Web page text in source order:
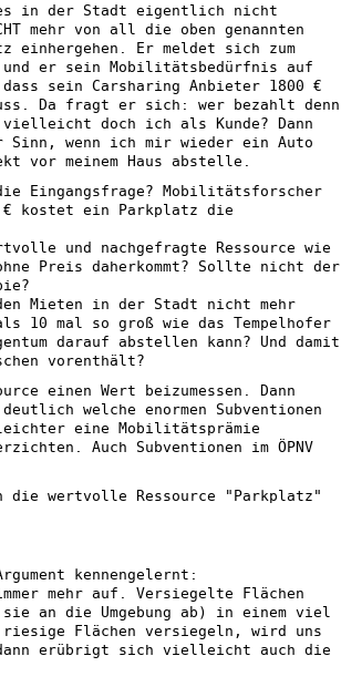
in der Stadt eigentlich nicht
von all die oben genannten
einhergehen. Er meldet sich zum
er sein Mobilitätsbedürfnis auf
sein Carsharing Anbieter 1800 €
Da fragt er sich: wer bezahlt denn
doch ich als Kunde? Dann
Sinn, wenn ich mir wieder ein Auto
vor meinem Haus abstelle.
Eingangsfrage? Mobilitätsforscher
€ kostet ein Parkplatz die
und nachgefragte Ressource wie
Preis daherkommt? Sollte nicht der
Mieten in der Stadt nicht mehr
mal so groß wie das Tempelhofer
darauf abstellen kann? Und damit
vorenthält?
einen Wert beizumessen. Dann
welche enormen Subventionen
eine Mobilitätsprämie
Auch Subventionen im ÖPNV
die wertvolle Ressource "Parkplatz"
kennengelernt:
mehr auf. Versiegelte Flächen
an die Umgebung ab) in einem viel
riesige Flächen versiegeln, wird uns
erübrigt sich vielleicht auch die